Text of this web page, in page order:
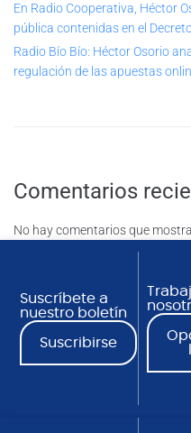
En Radio Cooperativa, Héctor
pública contenidas en el
Radio Bío Bío: Héctor Osorio
regulación de las apuestas
Comentarios
No hay comentarios que
Suscríbete a
nuestro boletín
Suscribirse